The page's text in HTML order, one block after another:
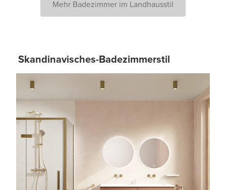
Mehr Badezimmer im Landhausstil
Skandinavisches-Badezimmerstil